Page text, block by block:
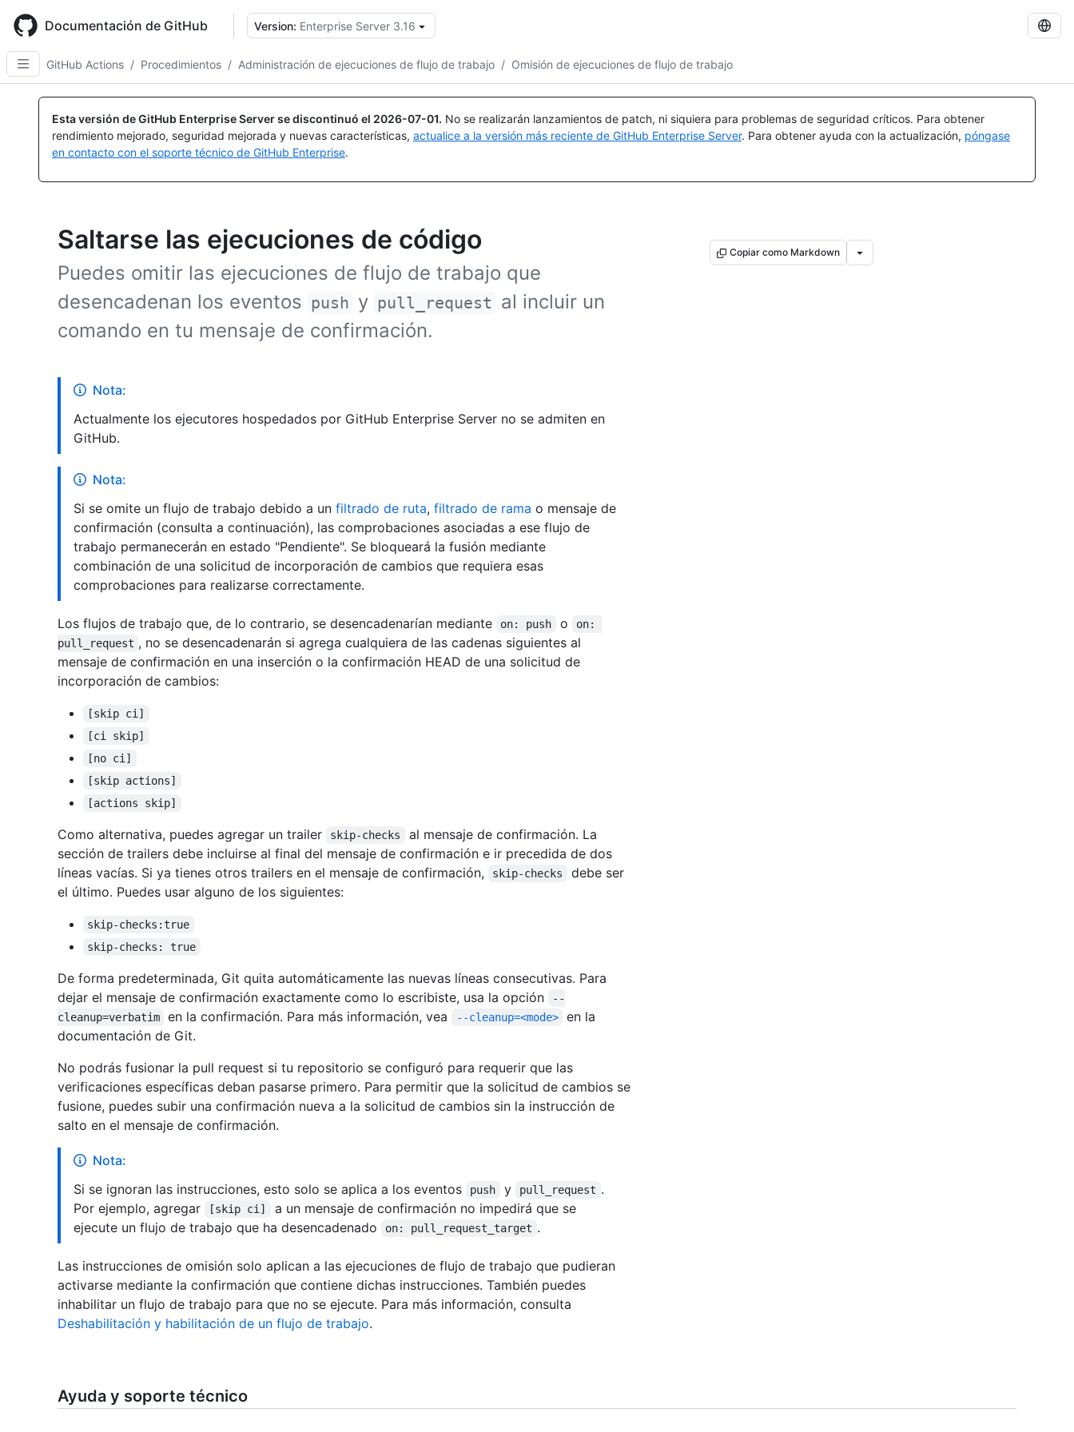
main
content
Documentación de GitHub Version: Enterprise Server 3.16
GitHub Actions / Procedimientos / Administración de ejecuciones de flujo de trabajo / Omisión de ejecuciones de flujo de trabajo
Esta versión de GitHub Enterprise Server se discontinuó el 2026-07-01. No se realizarán lanzamientos de patch, ni siquiera para problemas de seguridad críticos. Para obtener
rendimiento mejorado, seguridad mejorada y nuevas características, actualice a la versión más reciente de GitHub Enterprise Server. Para obtener ayuda con la actualización, póngase
en contacto con el soporte técnico de GitHub Enterprise.
Saltarse las ejecuciones de código
Puedes omitir las ejecuciones de flujo de trabajo que
desencadenan los eventos push y pull_request al incluir un
comando en tu mensaje de confirmación.
Copiar como Markdown
Nota:
Actualmente los ejecutores hospedados por GitHub Enterprise Server no se admiten en
GitHub.
Nota:
Si se omite un flujo de trabajo debido a un filtrado de ruta, filtrado de rama o mensaje de
confirmación (consulta a continuación), las comprobaciones asociadas a ese flujo de
trabajo permanecerán en estado "Pendiente". Se bloqueará la fusión mediante
combinación de una solicitud de incorporación de cambios que requiera esas
comprobaciones para realizarse correctamente.
Los flujos de trabajo que, de lo contrario, se desencadenarían mediante on: push o
on:
pull_request , no se desencadenarán si agrega cualquiera de las cadenas siguientes al
mensaje de confirmación en una inserción o la confirmación HEAD de una solicitud de
incorporación de cambios:
[skip ci]
[ci skip]
[no ci]
[skip actions]
[actions skip]
Como alternativa, puedes agregar un trailer skip-checks
al mensaje de confirmación. La
sección de trailers debe incluirse al final del mensaje de confirmación e ir precedida de dos
líneas vacías. Si ya tienes otros trailers en el mensaje de confirmación,
skip-checks
debe ser
el último. Puedes usar alguno de los siguientes:
skip-checks:true
skip-checks: true
De forma predeterminada, Git quita automáticamente las nuevas líneas consecutivas. Para
dejar el mensaje de confirmación exactamente como lo escribiste, usa la opción
--
cleanup=verbatim
en la confirmación. Para más información, vea --cleanup=<mode>
en la
documentación de Git.
No podrás fusionar la pull request si tu repositorio se configuró para requerir que las
verificaciones específicas deban pasarse primero. Para permitir que la solicitud de cambios se
fusione, puedes subir una confirmación nueva a la solicitud de cambios sin la instrucción de
salto en el mensaje de confirmación.
Nota:
Si se ignoran las instrucciones, esto solo se aplica a los eventos
push y pull_request .
Por ejemplo, agregar
[skip ci]
a un mensaje de confirmación no impedirá que se
ejecute un flujo de trabajo que ha desencadenado
on: pull_request_target .
Las instrucciones de omisión solo aplican a las ejecuciones de flujo de trabajo que pudieran
activarse mediante la confirmación que contiene dichas instrucciones. También puedes
inhabilitar un flujo de trabajo para que no se ejecute. Para más información, consulta
Deshabilitación y habilitación de un flujo de trabajo.
Ayuda y soporte técnico